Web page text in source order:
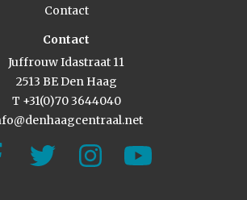
Contact
Contact
Juffrouw Idastraat 11
2513 BE Den Haag
T +31(0)70 3644040